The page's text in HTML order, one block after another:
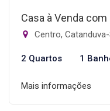
Casa à Venda
Centro, Catanduva-
2 Quartos 1
Mais informações